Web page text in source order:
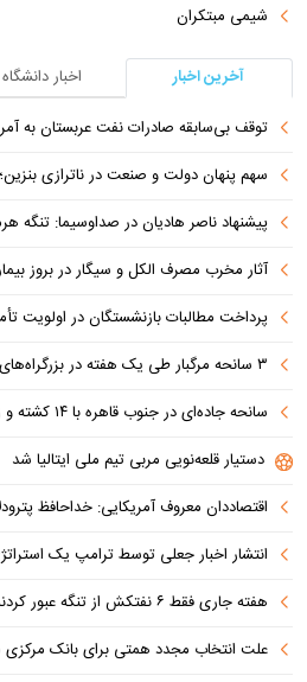
شیمی مبتکران
آخرین اخبار
اخبار دانشگاه
توقف بی‌سابقه صادرات نفت عربستان به
سهم پنهان دولت و صنعت در ناترازی
پیشنهاد ناصر هادیان در صداوسیما: تنگه
آثار مخرب مصرف الکل و سیگار در بروز
پرداخت مطالبات بازنشستگان در اولویت تأمین
۳ سانحه مرگبار طی یک هفته در بزرگراه‌های تهران؛ هشدار دوباره به رانندگان و عابران
سانحه جاده‌ای در جنوب قاهره با ۱۴ کشته و زخمی
دستیار قلعه‌نویی مربی تیم ملی ایتالیا شد
اقتصاددان معروف آمریکایی: خداحافظ
انتشار اخبار جعلی توسط ترامپ یک
هفته جاری فقط ۶ نفتکش از تنگه عبور کردند
علت انتخاب مجدد همتی برای بانک مرکزی مشخص شد: پزشکیان